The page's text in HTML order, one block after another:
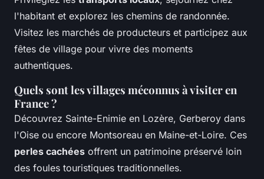
l'habitant et explorez les chemins de randonnée.
Visitez les marchés de producteurs et participez aux
fêtes de village pour vivre des moments
authentiques.
Quels sont les villages méconnus à visiter en
France ?
Découvrez Sainte-Enimie en Lozère, Gerberoy dans
l'Oise ou encore Montsoreau en Maine-et-Loire. Ces
perles cachées offrent un patrimoine préservé loin
des foules touristiques traditionnelles.